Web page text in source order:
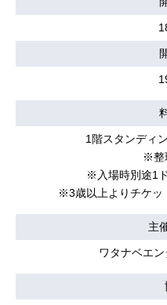
1階スタンディ
※整
※入場時別途1
※3歳以上よりチケッ
主
ワタナベエ